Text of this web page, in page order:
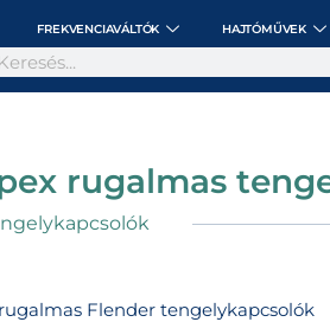
FREKVENCIAVÁLTÓK HAJTÓMŰVEK
rugalmas
Flender tengelykapcsolók